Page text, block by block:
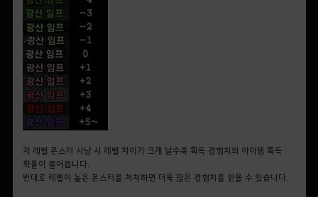
저 레벨 몬스터 사냥 시 레벨 차이가 크게 날수록 획득 경험치와 아이템 획득
확률이 줄어듭니다.
반대로 레벨이 높은 몬스터를 처치하면 더욱 많은 경험치를 얻을 수 있습니다.